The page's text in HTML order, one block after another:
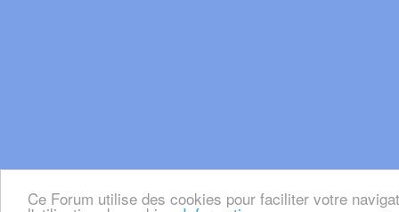
Ce Forum utilise des cookies pour faciliter votre